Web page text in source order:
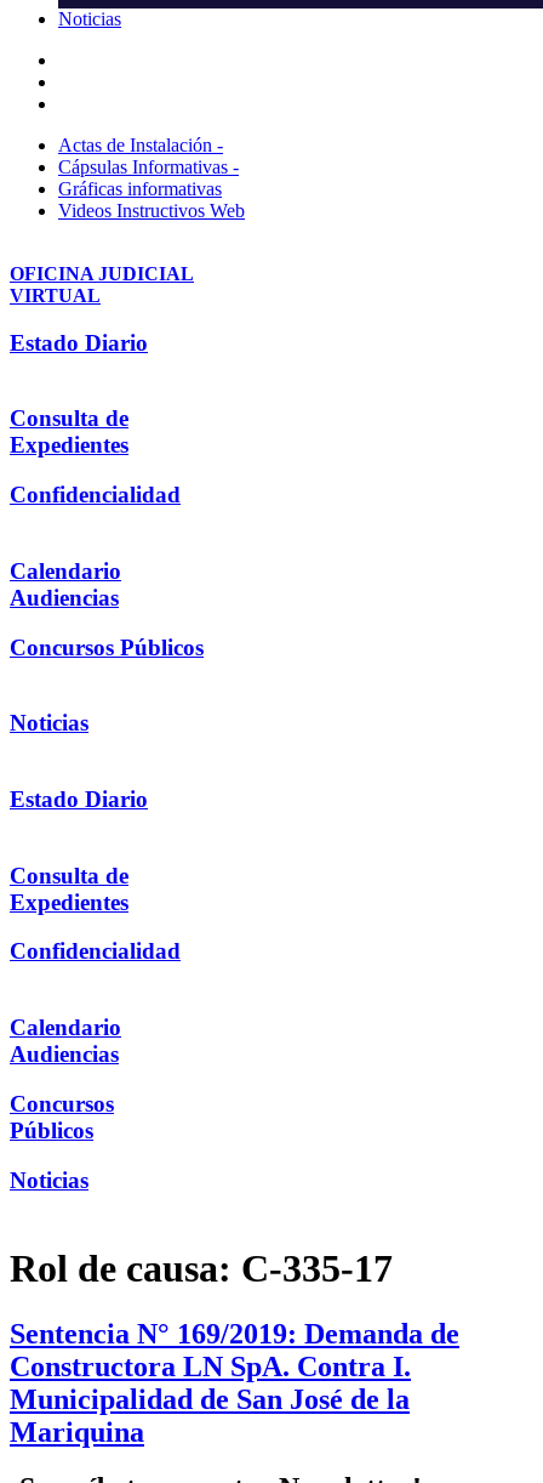
Noticias
Actas de Instalación -
Cápsulas Informativas -
Gráficas informativas
Videos Instructivos Web
OFICINA JUDICIAL
VIRTUAL
Estado Diario
Consulta de
Expedientes
Confidencialidad
Calendario
Audiencias
Concursos Públicos
Noticias
Estado Diario
Consulta de
Expedientes
Confidencialidad
Calendario
Audiencias
Concursos
Públicos
Noticias
Rol de causa: C-335-17
Sentencia N° 169/2019: Demanda de
Constructora LN SpA. Contra I.
Municipalidad de San José de la
Mariquina